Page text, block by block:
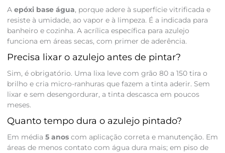
A epóxi base água, porque adere à superfície vitrificada e
resiste à umidade, ao vapor e à limpeza. É a indicada para
banheiro e cozinha. A acrílica específica para azulejo
funciona em áreas secas, com primer de aderência.
Precisa lixar o azulejo antes de pintar?
Sim, é obrigatório. Uma lixa leve com grão 80 a 150 tira o
brilho e cria micro-ranhuras que fazem a tinta aderir. Sem
lixar e sem desengordurar, a tinta descasca em poucos
meses.
Quanto tempo dura o azulejo pintado?
Em média 5 anoscom aplicação correta e manutenção. Em
áreas de menos contato com água dura mais; em piso de